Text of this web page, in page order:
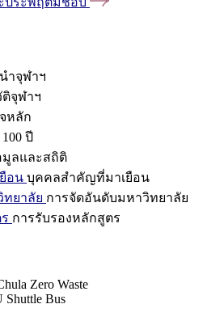
ำจุฬาฯ
ติจุฬาฯ
หลัก
ปี
ลและสถิติ
อน บุคคลสำคัญที่มาเยือน
ทยาลัย การจัดอันดับมหาวิทยาลัย
การรับรองหลักสูตร
Zero Waste
Shuttle Bus